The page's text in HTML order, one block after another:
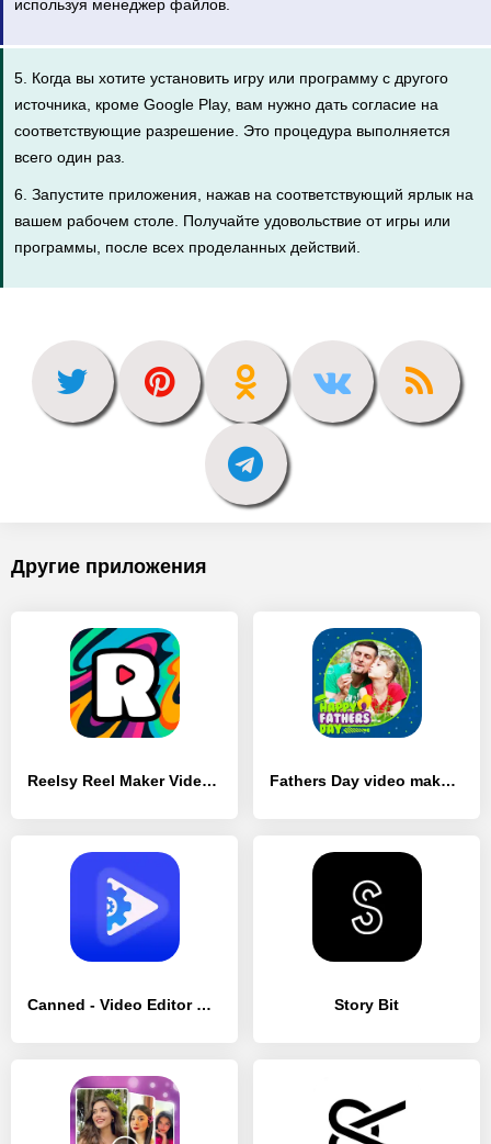
используя менеджер файлов.
5. Когда вы хотите установить игру или программу с другого
источника, кроме Google Play, вам нужно дать согласие на
соответствующие разрешение. Это процедура выполняется
всего один раз.
6. Запустите приложения, нажав на соответствующий ярлык на
вашем рабочем столе. Получайте удовольствие от игры или
программы, после всех проделанных действий.
Другие приложения
Reelsy Reel Maker Video Editor - [Без рекламы] Fathers Day video maker 2023 - [Премиум версия]
Canned - Video Editor & Maker - [Без рекламы] Story Bit